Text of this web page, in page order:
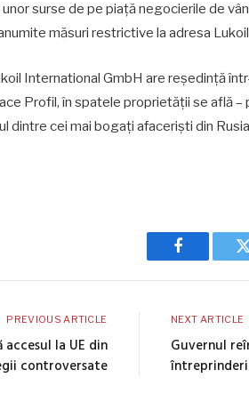
surse de pe piaţă negocierile de
măsuri restrictive la adresa
International GmbH are reşedinţă
Profil, în spatele proprietății se află
dintre cei mai bogați afacerişti din
Facebook
PREVIOUS ARTICLE
la UE din
controversate
NEXT ARTICLE
Guvernul